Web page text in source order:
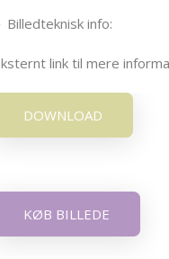
Billedteknisk info:
link til mere
DOWNLOAD
KØB BILLEDE